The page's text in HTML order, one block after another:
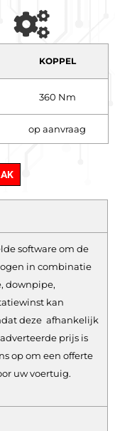
KOPPEL
360 Nm
op aanvraag
software om de
in combinatie
downpipe,
kan
deze afhankelijk
prijs is
op om een offerte
uw voertuig.